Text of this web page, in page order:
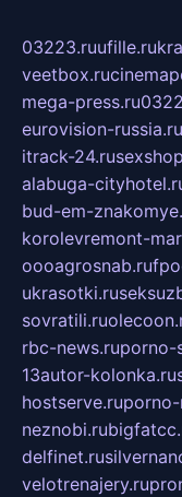
03223.ruufille.ru
veetbox.ru
mega-press.ru
eurovision-russia.ru
itrack-24.ru
alabuga-
bud-em-
korolevremont-
oooagrosnab.ru
ukrasotki.ru
sovratili.ru
rbc-news.ruporno-
13autor-kolonka.ru
hostserve.ru
neznobi.ru
delfinet.ru
velotrenajery.ru